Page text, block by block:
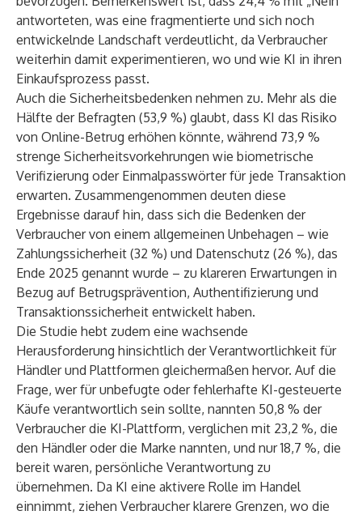
antworteten, was eine fragmentierte und sich noch
entwickelnde Landschaft verdeutlicht, da Verbraucher
weiterhin damit experimentieren, wo und wie KI in ihren
Einkaufsprozess passt.
Auch die Sicherheitsbedenken nehmen zu. Mehr als die
Hälfte der Befragten (53,9 %) glaubt, dass KI das Risiko
von Online-Betrug erhöhen könnte, während 73,9 %
strenge Sicherheitsvorkehrungen wie biometrische
Verifizierung oder Einmalpasswörter für jede Transaktion
erwarten. Zusammengenommen deuten diese
Ergebnisse darauf hin, dass sich die Bedenken der
Verbraucher von einem allgemeinen Unbehagen – wie
Zahlungssicherheit (32 %) und Datenschutz (26 %), das
Ende 2025 genannt wurde – zu klareren Erwartungen in
Bezug auf Betrugsprävention, Authentifizierung und
Transaktionssicherheit entwickelt haben.
Die Studie hebt zudem eine wachsende
Herausforderung hinsichtlich der Verantwortlichkeit für
Händler und Plattformen gleichermaßen hervor. Auf die
Frage, wer für unbefugte oder fehlerhafte KI-gesteuerte
Käufe verantwortlich sein sollte, nannten 50,8 % der
Verbraucher die KI-Plattform, verglichen mit 23,2 %, die
den Händler oder die Marke nannten, und nur 18,7 %, die
bereit waren, persönliche Verantwortung zu
übernehmen. Da KI eine aktivere Rolle im Handel
einnimmt, ziehen Verbraucher klarere Grenzen, wo die